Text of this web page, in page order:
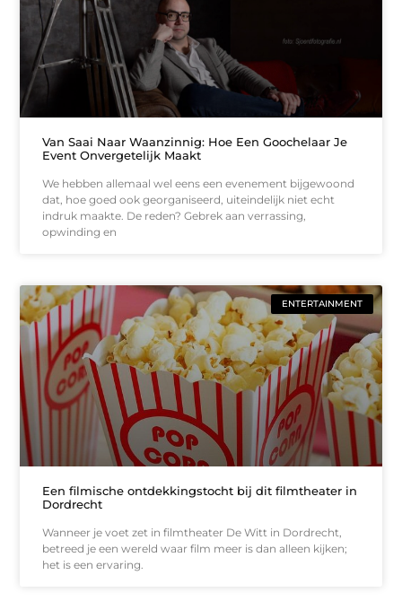
Van Saai Naar Waanzinnig: Hoe Een Goochelaar Je
Event Onvergetelijk Maakt
We hebben allemaal wel eens een evenement bijgewoond
dat, hoe goed ook georganiseerd, uiteindelijk niet echt
indruk maakte. De reden? Gebrek aan verrassing,
opwinding en
ENTERTAINMENT
Een filmische ontdekkingstocht bij dit filmtheater in
Dordrecht
Wanneer je voet zet in filmtheater De Witt in Dordrecht,
betreed je een wereld waar film meer is dan alleen kijken;
het is een ervaring.